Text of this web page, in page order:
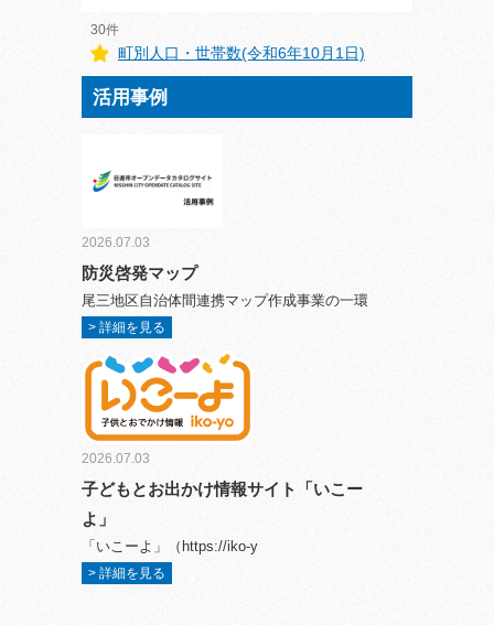
30件
町別人口・世帯数(令和6年10月1日)
活用事例
2026.07.03
防災啓発マップ
尾三地区自治体間連携マップ作成事業の一環
> 詳細を見る
2026.07.03
子どもとお出かけ情報サイト「いこー
よ」
「いこーよ」（https://iko-y
> 詳細を見る